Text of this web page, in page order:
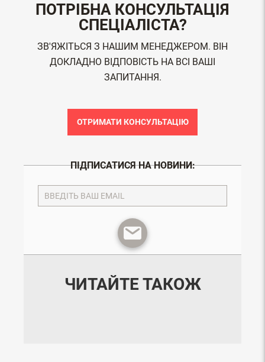
ПОТРІБНА КОНСУЛЬТАЦІЯ
СПЕЦІАЛІСТА?
ЗВ'ЯЖІТЬСЯ З НАШИМ МЕНЕДЖЕРОМ. ВІН
ДОКЛАДНО ВІДПОВІСТЬ НА ВСІ ВАШІ
ЗАПИТАННЯ.
ОТРИМАТИ КОНСУЛЬТАЦІЮ
ПІДПИСАТИСЯ НА НОВИНИ:
ЧИТАЙТЕ ТАКОЖ